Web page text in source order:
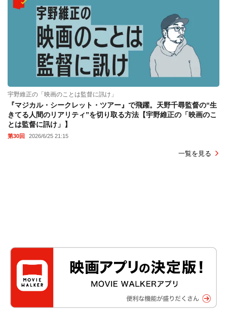
宇野維正の「映画のことは監督に訊け」
『マジカル・シークレット・ツアー』で飛躍。天野千尋監督の“生
きてる人間のリアリティ”を切り取る方法【宇野維正の「映画のこ
とは監督に訊け」】
第30回 2026/6/25 21:15
一覧を見る